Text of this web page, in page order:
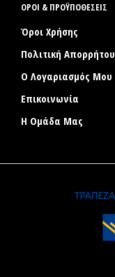
ΟΡΟΙ & ΠΡΟΫΠΟΘΕΣΕΙΣ
Όροι Χρήσης
Πολιτική Απορρήτου
Ο Λογαριασμός Μου
Επικοινωνία
Η Ομάδα Μας